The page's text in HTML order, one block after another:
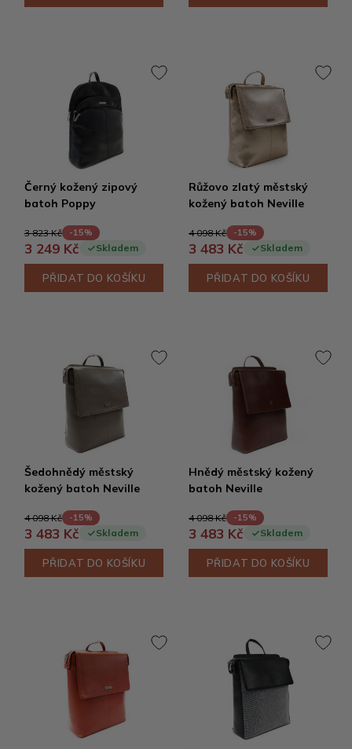
Černý kožený zipový
batoh Poppy
3 823 Kč -15%
3 249 Kč Skladem
PŘIDAT DO KOŠÍKU
Růžovo zlatý městský
kožený batoh Neville
4 098 Kč -15%
3 483 Kč Skladem
PŘIDAT DO KOŠÍKU
Šedohnědý městský
kožený batoh Neville
4 098 Kč -15%
3 483 Kč Skladem
PŘIDAT DO KOŠÍKU
Hnědý městský kožený
batoh Neville
4 098 Kč -15%
3 483 Kč Skladem
PŘIDAT DO KOŠÍKU